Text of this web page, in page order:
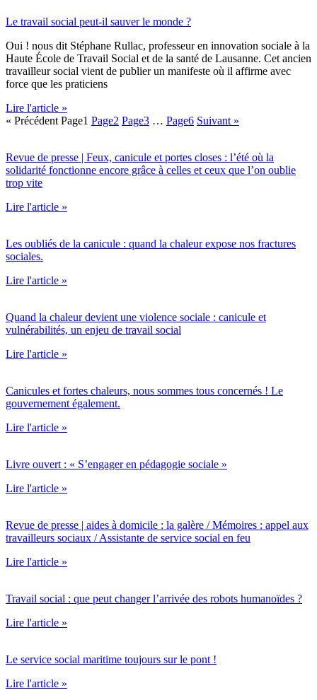
Le travail social peut-il sauver le monde ?
Oui ! nous dit Stéphane Rullac, professeur en innovation sociale à la
Haute École de Travail Social et de la santé de Lausanne. Cet ancien
travailleur social vient de publier un manifeste où il affirme avec
force que les praticiens
Lire l'article »
« Précédent Page1 Page2 Page3 … Page6 Suivant »
Revue de presse | Feux, canicule et portes closes : l’été où la
solidarité fonctionne encore grâce à celles et ceux que l’on oublie
trop vite
Lire l'article »
Les oubliés de la canicule : quand la chaleur expose nos fractures
sociales.
Lire l'article »
Quand la chaleur devient une violence sociale : canicule et
vulnérabilités, un enjeu de travail social
Lire l'article »
Canicules et fortes chaleurs, nous sommes tous concernés ! Le
gouvernement également.
Lire l'article »
Livre ouvert : « S’engager en pédagogie sociale »
Lire l'article »
Revue de presse | aides à domicile : la galère / Mémoires : appel aux
travailleurs sociaux / Assistante de service social en feu
Lire l'article »
Travail social : que peut changer l’arrivée des robots humanoïdes ?
Lire l'article »
Le service social maritime toujours sur le pont !
Lire l'article »